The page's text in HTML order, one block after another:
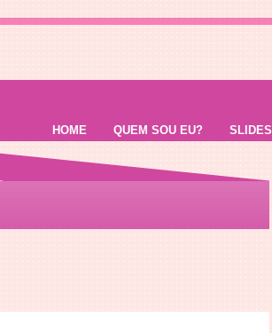
HOME QUEM SOU EU? SLIDES